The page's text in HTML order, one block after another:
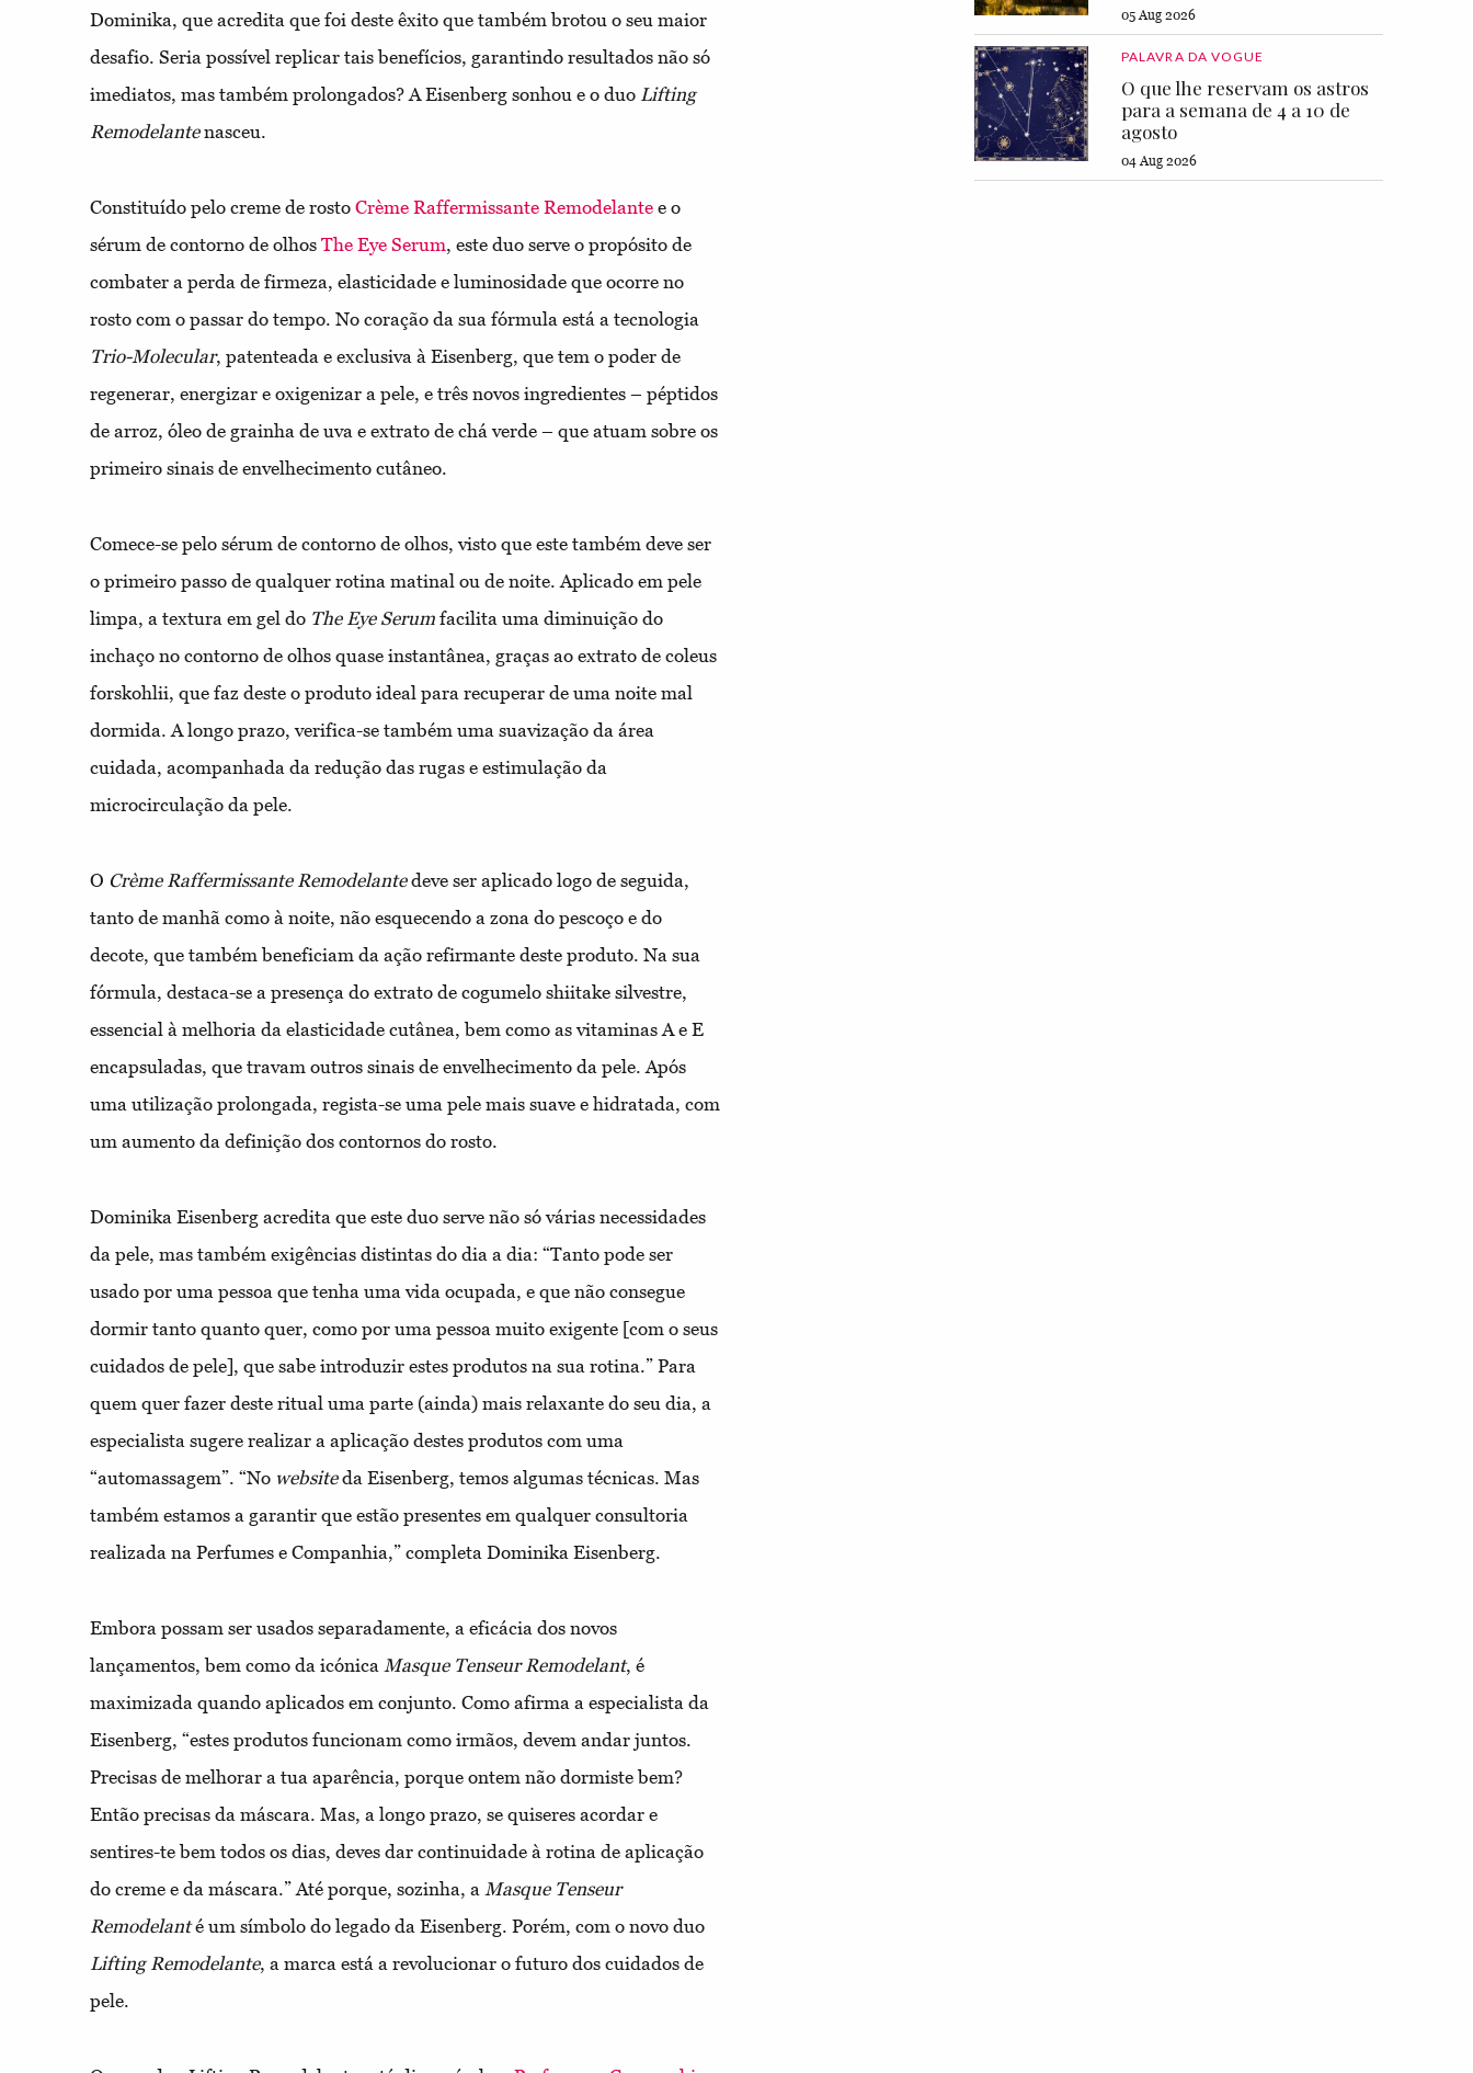
Dominika, que acredita que foi deste êxito que também brotou o seu maior
desafio. Seria possível replicar tais benefícios, garantindo resultados não só
imediatos, mas também prolongados? A Eisenberg sonhou e o duo Lifting
Remodelantenasceu.
Constituído pelo creme de rosto Crème Raffermissante Remodelante e o
sérum de contorno de olhos The Eye Serum, este duo serve o propósito de
combater a perda de firmeza, elasticidade e luminosidade que ocorre no
rosto com o passar do tempo. No coração da sua fórmula está a tecnologia
Trio-Molecular, patenteada e exclusiva à Eisenberg, que tem o poder de
regenerar, energizar e oxigenizar a pele, e três novos ingredientes – péptidos
de arroz, óleo de grainha de uva e extrato de chá verde – que atuam sobre os
primeiro sinais de envelhecimento cutâneo.
Comece-se pelo sérum de contorno de olhos, visto que este também deve ser
o primeiro passo de qualquer rotina matinal ou de noite. Aplicado em pele
limpa, a textura em gel do The Eye Serum facilita uma diminuição do
inchaço no contorno de olhos quase instantânea, graças ao extrato de coleus
forskohlii, que faz deste o produto ideal para recuperar de uma noite mal
dormida. A longo prazo, verifica-se também uma suavização da área
cuidada, acompanhada da redução das rugas e estimulação da
microcirculação da pele.
O Crème Raffermissante Remodelantedeve ser aplicado logo de seguida,
tanto de manhã como à noite, não esquecendo a zona do pescoço e do
decote, que também beneficiam da ação refirmante deste produto. Na sua
fórmula, destaca-se a presença do extrato de cogumelo shiitake silvestre,
essencial à melhoria da elasticidade cutânea, bem como as vitaminas A e E
encapsuladas, que travam outros sinais de envelhecimento da pele. Após
uma utilização prolongada, regista-se uma pele mais suave e hidratada, com
um aumento da definição dos contornos do rosto.
Dominika Eisenberg acredita que este duo serve não só várias necessidades
da pele, mas também exigências distintas do dia a dia: “Tanto pode ser
usado por uma pessoa que tenha uma vida ocupada, e que não consegue
dormir tanto quanto quer, como por uma pessoa muito exigente [com o seus
cuidados de pele], que sabe introduzir estes produtos na sua rotina.” Para
quem quer fazer deste ritual uma parte (ainda) mais relaxante do seu dia, a
especialista sugere realizar a aplicação destes produtos com uma
“automassagem”. “No websiteda Eisenberg, temos algumas técnicas. Mas
também estamos a garantir que estão presentes em qualquer consultoria
realizada na Perfumes e Companhia,” completa Dominika Eisenberg.
Embora possam ser usados separadamente, a eficácia dos novos
lançamentos, bem como da icónica Masque Tenseur Remodelant, é
maximizada quando aplicados em conjunto. Como afirma a especialista da
Eisenberg, “estes produtos funcionam como irmãos, devem andar juntos.
Precisas de melhorar a tua aparência, porque ontem não dormiste bem?
Então precisas da máscara. Mas, a longo prazo, se quiseres acordar e
sentires-te bem todos os dias, deves dar continuidade à rotina de aplicação
do creme e da máscara.” Até porque, sozinha, a Masque Tenseur
Remodelanté um símbolo do legado da Eisenberg. Porém, com o novo duo
Lifting Remodelante, a marca está a revolucionar o futuro dos cuidados de
pele.
05 Aug 2026
PALAVRA DA VOGUE
O que lhe reservam os astros
para a semana de 4 a 10 de
agosto
04 Aug 2026